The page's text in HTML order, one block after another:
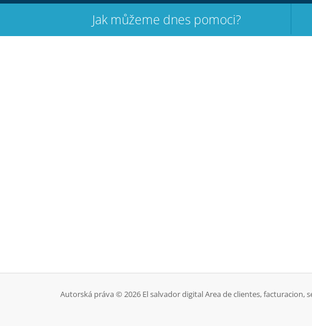
Jak můžeme dnes pomoci?
Autorská práva © 2026 El salvador digital Area de clientes, facturacion,